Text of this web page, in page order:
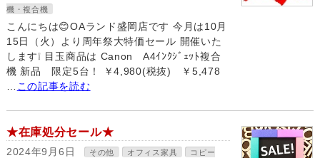
機・複合機
こんにちは😊OAランド盛岡店です 今月は10月
15日（火）より周年祭大特価セール 開催いた
します❕ 目玉商品は Canon A4ｲﾝｸｼﾞｪｯﾄ複合
機 新品 限定5台！ ￥4,980(税抜) ￥5,478
この記事を読む
★在庫処分セール★
2024年9月6日 その他 オフィス家具
コピー